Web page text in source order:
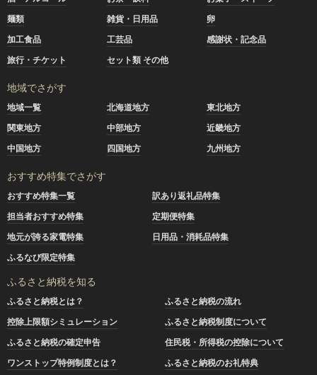
麺類
雑貨・日用品
卵
加工食品
工芸品
感謝状・記念品
旅行・チケット
セット類 その他
地域でさがす
地域一覧 北海道地方
東北地方
関東地方
中部地方
近畿地方
中国地方
四国地方 九州地方
おすすめ特集でさがす
おすすめ特集一覧
訳あり返礼品特集
担当者おすすめ特集
定期便特集
地元が誇る家電特集
日用品・消耗品特集
ふるなび限定特集
ふるさと納税を知る
ふるさと納税とは？
ふるさと納税の流れ
控除上限額シミュレーション
ふるさと納税制度について
ふるさと納税の確定申告
住民税・所得税の控除について
ワンストップ特例制度とは？
ふるさと納税のお礼特典